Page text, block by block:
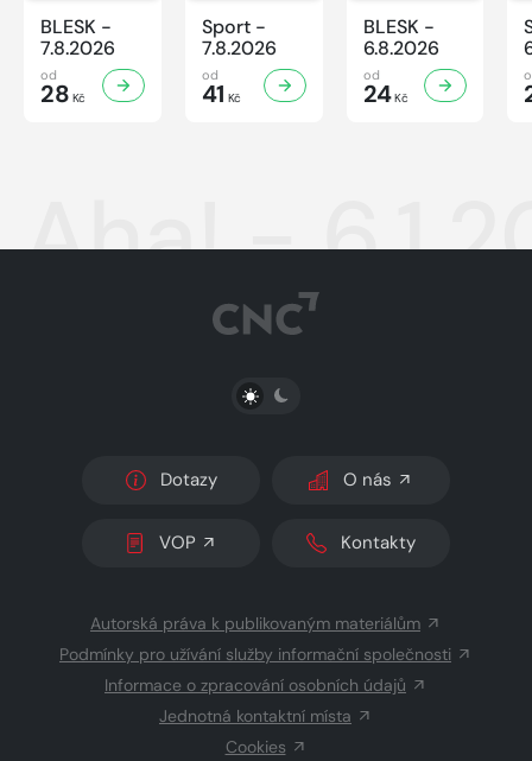
BLESK -
7.8.2026
od
28 Kč
Sport -
7.8.2026
od
41 Kč
BLESK -
6.8.2026
od
24Kč
Aha! -
PŘEPNOUT SVĚTLÝ/TMAVÝ REŽIM
Dotazy O nás
VOP Kontakty
Autorská práva k publikovaným materiálům
Podmínky pro užívání služby informační společnosti
Informace o zpracování osobních údajů
Jednotná kontaktní místa
Cookies